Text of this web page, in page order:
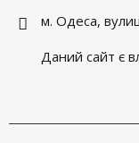
м. Одеса,
Даний сайт є